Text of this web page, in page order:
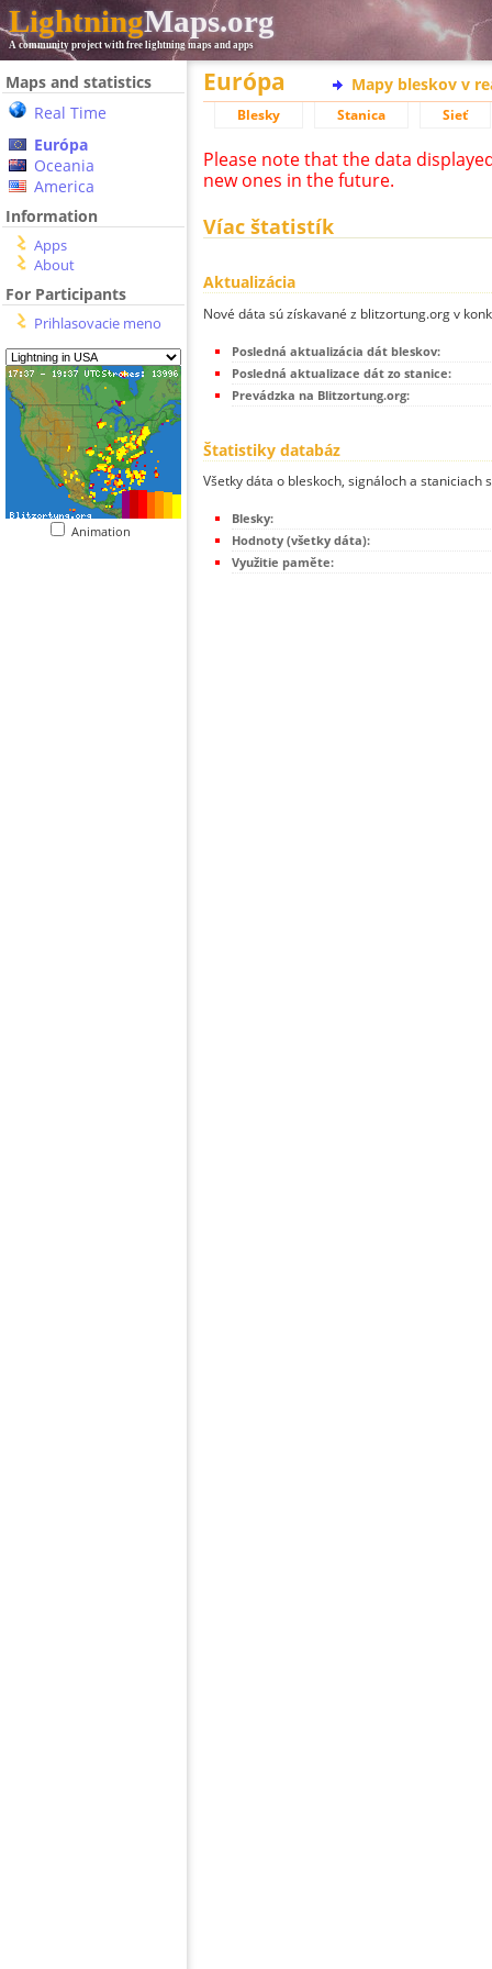
LightningMaps.org
A community project with free lightning maps and apps
Maps and statistics
Real Time
Európa
Oceania
America
Information
Apps
About
For Participants
Prihlasovacie meno
Animation
Európa Mapy bleskov v
Blesky Stanica Sieť
Please note that the data
new ones in the future.
Víac štatistík
Aktualizácia
Nové dáta sú získavané z blitzortung.org v
Posledná aktualizácia dát bleskov:
Posledná aktualizace dát zo stanice:
Prevádzka na Blitzortung.org:
Štatistiky databáz
Všetky dáta o bleskoch, signáloch a
Blesky:
Hodnoty (všetky dáta):
Využitie paměte: